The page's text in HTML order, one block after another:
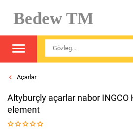
Bedew TM
Açarlar
Altyburçly açarlar nabor INGCO
element